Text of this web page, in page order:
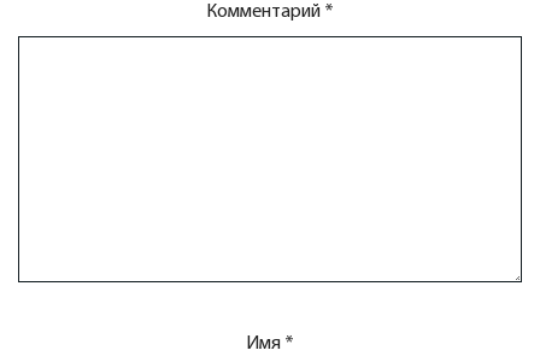
Комментарий *
Имя *